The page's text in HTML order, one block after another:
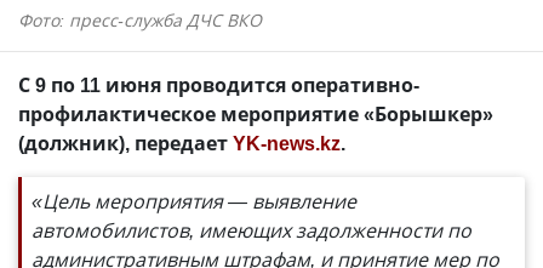
Фото: пресс-служба ДЧС ВКО
С 9 по 11 июня проводится оперативно-
профилактическое мероприятие «Борышкер»
(должник), передаетYK-news.kz.
«Цель мероприятия — выявление
автомобилистов, имеющих задолженности по
административным штрафам, и принятие мер по